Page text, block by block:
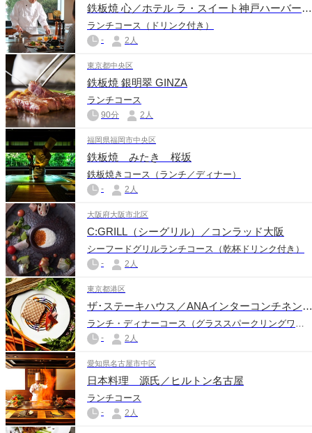
鉄板焼 心／ホテル ラ・スイート神戸ハーバーランド
ランチコース（ドリンク付き）
- 2人
東京都中央区
鉄板焼 銀明翠 GINZA
ランチコース
90分 2人
福岡県福岡市中央区
鉄板焼 みたき 桜坂
鉄板焼きコース（ランチ／ディナー）
- 2人
大阪府大阪市北区
C:GRILL（シーグリル）／コンラッド大阪
シーフードグリルランチコース（乾杯ドリンク付き）
- 2人
東京都港区
ザ･ステーキハウス／ANAインターコンチネンタルホテル東京
ランチ・ディナーコース（グラススパークリングワイン付き）
- 2人
愛知県名古屋市中区
日本料理 源氏／ヒルトン名古屋
ランチコース
- 2人